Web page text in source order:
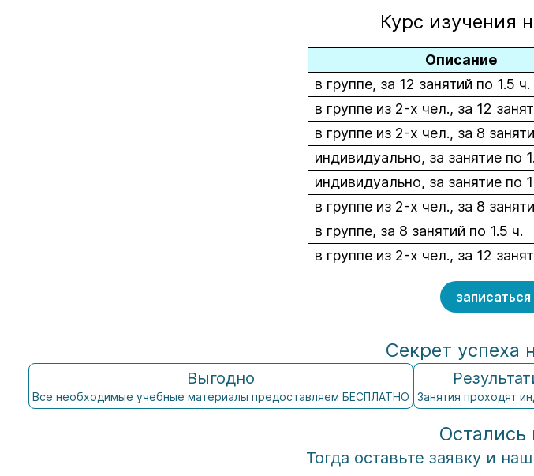
Курс изучения
Описание
в группе, за 12 занятий по 1.5 ч.
в группе из 2-х чел., за 12
в группе из 2-х чел., за 8
индивидуально, за занятие по
индивидуально, за занятие по
в группе из 2-х чел., за 8
в группе, за 8 занятий по 1.5 ч.
в группе из 2-х чел., за 12
Секрет успеха
Выгодно
Все необходимые учебные материалы предоставляем БЕСПЛАТНО Занятия проходят
Остались
Тогда оставьте заявку и